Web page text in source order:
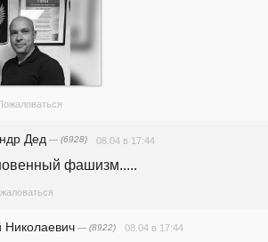
Дед — (6928) 08.04 в 17:44
фашизм.....
Николаевич — (8922) 08.04 в 17:44